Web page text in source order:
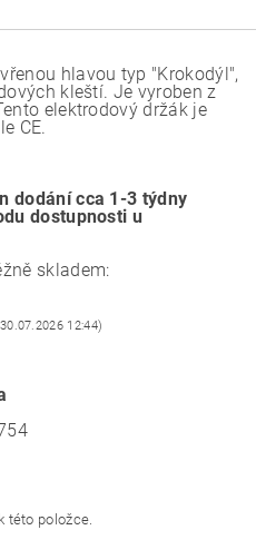
hlavou typ "Krokodýl",
kleští. Je vyroben z
elektrodový držák je
CE.
dodání cca 1-3 týdny
dostupnosti u
skladem:
12:44)
této položce.